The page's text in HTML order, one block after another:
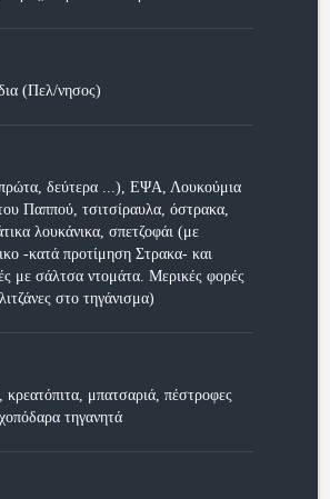
(Πελ/νησος)
δεύτερα ...), ΕΨΑ, Λουκούμια
Παππού, τσιτσίραυλα, όστρακα,
λουκάνικα, σπετζοφάι (με
-κατά προτίμηση Στρακα- και
με σάλτσα ντομάτα. Μερικές φορές
στο τηγάνισμα)
κρεατόπιτα, μπατσαριά, πέστροφες
τηγανητά